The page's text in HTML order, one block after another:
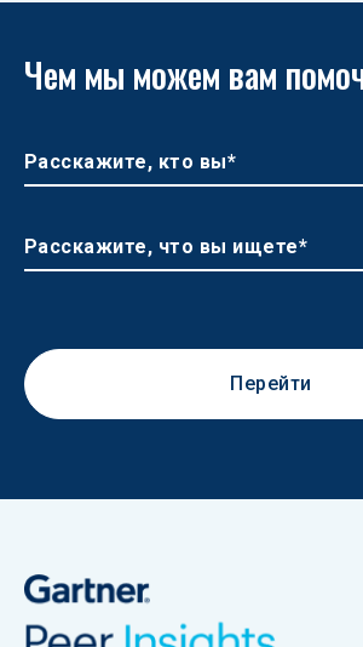
Чем мы можем вам
Расскажите, кто вы*
Расскажите, что вы ищете*
Перейти